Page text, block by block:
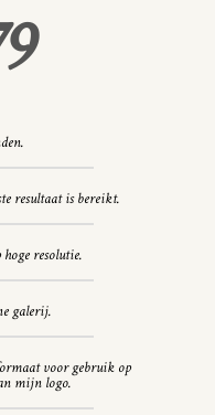
resultaat is bereikt.
resolutie.
galerij.
voor gebruik op
mijn logo.